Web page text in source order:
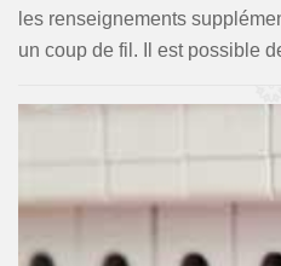
les renseignements
un coup de fil. Il est possible